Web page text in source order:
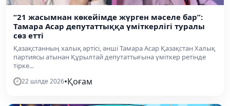
“21 жасымнан көкейімде жүрген мәселе бар”:
Тамара Асар депутаттыққа үміткерлігі туралы
сөз етті
Қазақстанның халық әртісі, әнші Тамара Асар Қазақстан Халық
партиясы атынан Құрылтай депутаттығына үміткер ретінде
тірке...
22 шілде 2026•Қоғам